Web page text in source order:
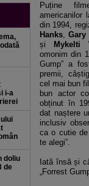
i-a
doliu
de
Puține
americanilor
din 1994,
Hanks, Gary
și
Mykelti
omonim din
Gump” a
premii,
cel mai bun
bun actor
obținut în
dat naștere
inclusiv
ca o cutie
te alegi”.
Iată însă și
„Forrest